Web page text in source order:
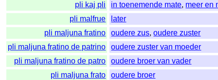
pli kaj pli
in toenemende mate, meer en
pli malfrue
later
pli maljuna fratino
oudere zus,oudere zuster
pli maljuna fratino de patrino
oudere zuster van moeder
pli maljuna fratino de patro
oudere broer van vader
pli maljuna frato
oudere broer